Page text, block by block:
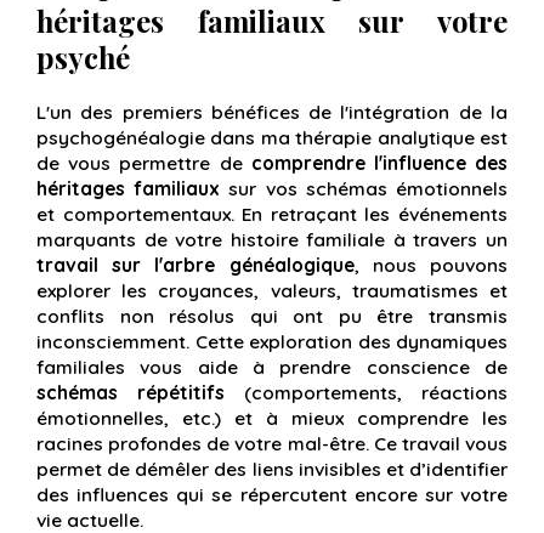
héritages familiaux sur votre
psyché
L'un des premiers bénéfices de l'intégration de la
psychogénéalogie dans ma thérapie analytique est
de vous permettre de comprendre l'influence des
héritages familiaux sur vos schémas émotionnels
et comportementaux. En retraçant les événements
marquants de votre histoire familiale à travers un
travail sur l'arbre généalogique, nous pouvons
explorer les croyances, valeurs, traumatismes et
conflits non résolus qui ont pu être transmis
inconsciemment. Cette exploration des dynamiques
familiales vous aide à prendre conscience de
schémas répétitifs (comportements, réactions
émotionnelles, etc.) et à mieux comprendre les
racines profondes de votre mal-être. Ce travail vous
permet de démêler des liens invisibles et d’identifier
des influences qui se répercutent encore sur votre
vie actuelle.